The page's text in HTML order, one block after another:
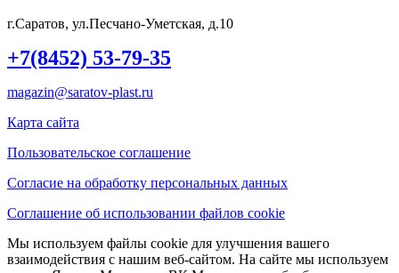
г.Саратов, ул.Песчано-Уметская, д.10
+7(8452) 53-79-35
magazin@saratov-plast.ru
Карта сайта
Пользовательское соглашение
Согласие на обработку персональных данных
Соглашение об использовании файлов cookie
Мы используем файлы cookie для улучшения вашего
взаимодействия с нашим веб-сайтом. На сайте мы используем